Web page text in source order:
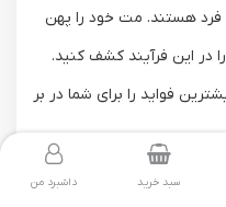
فرد هستند. مت خود را پهن
در این فرآیند کشف کنید.
فواید را برای شما در بر
سبد خرید داشبرد من